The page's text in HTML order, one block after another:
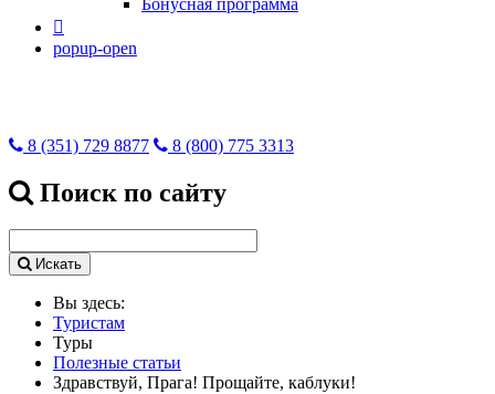

popup-open
8 (351) 729 8877 8 (800) 775 3313
Поиск по сайту
Искать
Вы здесь:
Туристам
Туры
Полезные статьи
Здравствуй, Прага! Прощайте, каблуки!